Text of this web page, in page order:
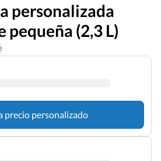
personalizada
(2,3 L)
precio personalizado